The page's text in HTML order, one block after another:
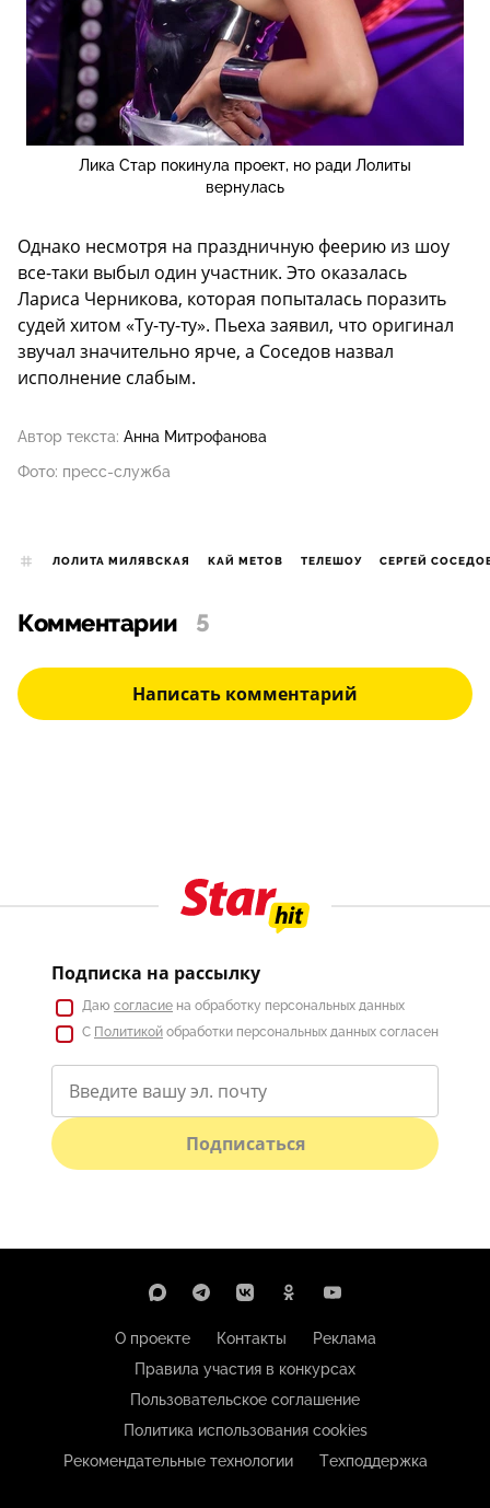
Лика Стар покинула проект, но ради Лолиты
вернулась
Однако несмотря на праздничную феерию из шоу
все-таки выбыл один участник. Это оказалась
Лариса Черникова, которая попыталась поразить
судей хитом «Ту-ту-ту». Пьеха заявил, что оригинал
звучал значительно ярче, а Соседов назвал
исполнение слабым.
Автор текста: Анна Митрофанова
Фото: пресс-служба
ЛОЛИТА МИЛЯВСКАЯ КАЙ МЕТОВ ТЕЛЕШОУ СЕРГЕЙ
Комментарии 5
Написать комментарий
Подписка на рассылку
Даю согласие на обработку персональных данных
С Политикой обработки персональных данных согласен
Подписаться
О проекте Контакты
Реклама
Правила участия в конкурсах
Пользовательское соглашение
Политика использования cookies
Рекомендательные технологии
Техподдержка